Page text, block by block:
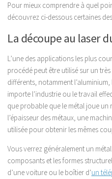
Pour mieux comprendre à quel
découvrez ci-dessous certaines
La découpe au laser
L’une des applications les plus
procédé peut être utilisé sur un
différents, notamment l’aluminium,
importe l’industrie ou le travail
que probable que le métal joue un
l’épaisseur des métaux, une
utilisée pour obtenir les mêmes
Vous verrez généralement un
composants et les formes
d’une voiture ou le boîtier d’un